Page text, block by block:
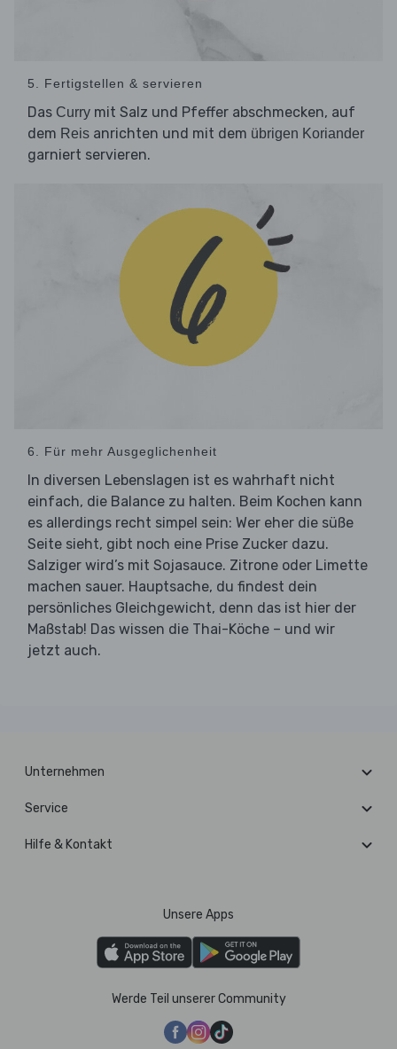
5. Fertigstellen & servieren
Das Curry mit Salz und Pfeffer abschmecken, auf
dem Reis anrichten und mit dem übrigen Koriander
garniert servieren.
6. Für mehr Ausgeglichenheit
In diversen Lebenslagen ist es wahrhaft nicht
einfach, die Balance zu halten. Beim Kochen kann
es allerdings recht simpel sein: Wer eher die süße
Seite sieht, gibt noch eine Prise Zucker dazu.
Salziger wird’s mit Sojasauce. Zitrone oder Limette
machen sauer. Hauptsache, du findest dein
persönliches Gleichgewicht, denn das ist hier der
Maßstab! Das wissen die Thai-Köche – und wir
jetzt auch.
Unternehmen
Service
Hilfe & Kontakt
Unsere Apps
Werde Teil unserer Community